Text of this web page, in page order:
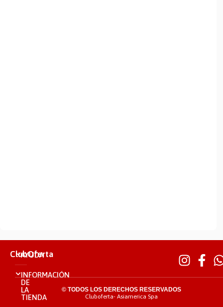
ClubOferta
AYUDA
INFORMACIÓN
DE
LA
TIENDA
© TODOS LOS DERECHOS RESERVADOS
Cluboferta- Asiamerica Spa